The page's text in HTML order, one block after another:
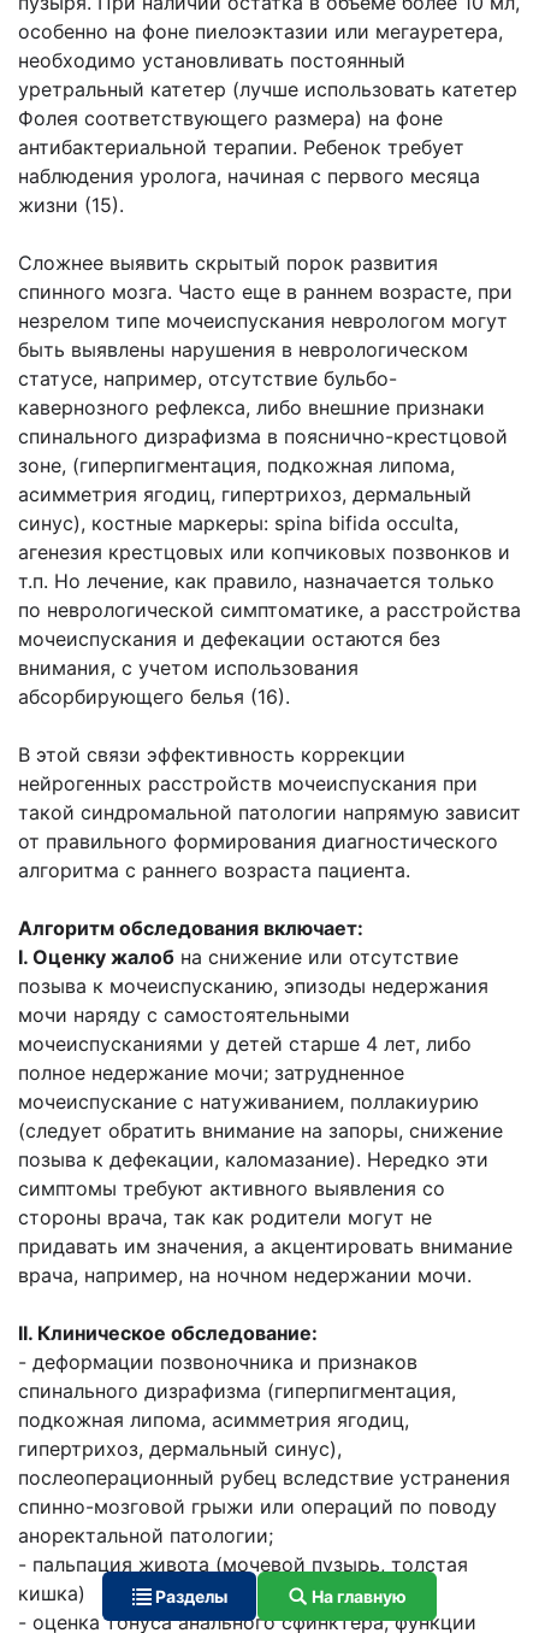
особенно на фоне пиелоэктазии или мегауретера,
необходимо установливать постоянный
уретральный катетер (лучше использовать катетер
Фолея соответствующего размера) на фоне
антибактериальной терапии. Ребенок требует
наблюдения уролога, начиная с первого месяца
жизни (15).
Сложнее выявить скрытый порок развития
спинного мозга. Часто еще в раннем возрасте, при
незрелом типе мочеиспускания неврологом могут
быть выявлены нарушения в неврологическом
статусе, например, отсутствие бульбо-
кавернозного рефлекса, либо внешние признаки
спинального дизрафизма в пояснично-крестцовой
зоне, (гиперпигментация, подкожная липома,
асимметрия ягодиц, гипертрихоз, дермальный
синус), костные маркеры: spina bifida occulta,
агенезия крестцовых или копчиковых позвонков и
т.п. Но лечение, как правило, назначается только
по неврологической симптоматике, а расстройства
мочеиспускания и дефекации остаются без
внимания, с учетом использования
абсорбирующего белья (16).
В этой связи эффективность коррекции
нейрогенных расстройств мочеиспускания при
такой синдромальной патологии напрямую зависит
от правильного формирования диагностического
алгоритма с раннего возраста пациента.
Алгоритм обследования включает:
I. Оценку жалоб на снижение или отсутствие
позыва к мочеиспусканию, эпизоды недержания
мочи наряду с самостоятельными
мочеиспусканиями у детей старше 4 лет, либо
полное недержание мочи; затрудненное
мочеиспускание с натуживанием, поллакиурию
(следует обратить внимание на запоры, снижение
позыва к дефекации, каломазание). Нередко эти
симптомы требуют активного выявления со
стороны врача, так как родители могут не
придавать им значения, а акцентировать внимание
врача, например, на ночном недержании мочи.
II. Клиническое обследование:
- деформации позвоночника и признаков
спинального дизрафизма (гиперпигментация,
подкожная липома, асимметрия ягодиц,
гипертрихоз, дермальный синус),
послеоперационный рубец вследствие устранения
спинно-мозговой грыжи или операций по поводу
аноректальной патологии;
- пальпация живота (мочевой пузырь, толстая
кишка)
- оценка тонуса анального сфинктера, функции
Разделы На главную